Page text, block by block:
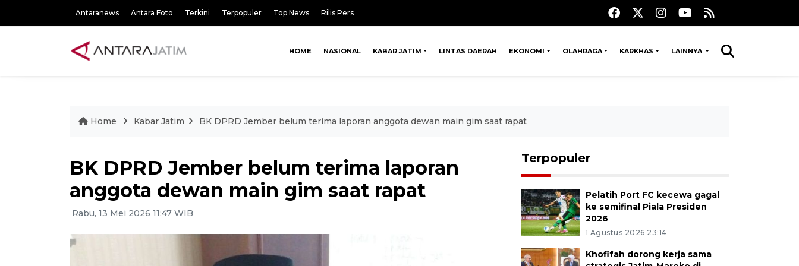
Antaranews Antara Foto Terkini Terpopuler Top News Rilis Pers
HOME NASIONAL KABAR JATIM LINTAS DAERAH EKONOMI OLAHRAGA KARKHAS LAINNYA
Home Kabar Jatim BK DPRD Jember belum terima laporan anggota dewan main gim saat rapat
BK DPRD Jember belum terima laporan
anggota dewan main gim saat rapat
Rabu, 13 Mei 2026 11:47 WIB
Terpopuler
Pelatih Port FC kecewa gagal
ke semifinal Piala Presiden
2026
1 Agustus 2026 23:14
Khofifah dorong kerja sama